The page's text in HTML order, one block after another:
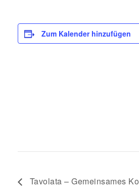
Zum Kalender hinzufügen
Tavolata – Gemeinsames